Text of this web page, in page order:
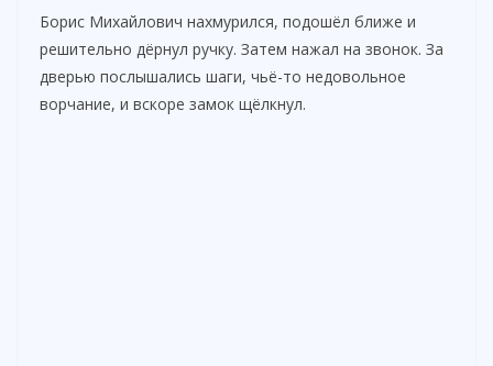
Борис Михайлович нахмурился, подошёл ближе и
решительно дёрнул ручку. Затем нажал на звонок. За
дверью послышались шаги, чьё-то недовольное
ворчание, и вскоре замок щёлкнул.